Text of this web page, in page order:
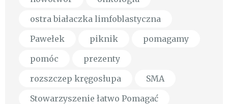
ostra białaczka limfoblastyczna
Pawełek
piknik
pomagamy
pomóc
prezenty
rozszczep kręgosłupa
SMA
Stowarzyszenie łatwo Pomagać